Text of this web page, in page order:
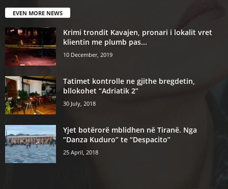
EVEN MORE NEWS
Krimi trondit Kavajen, pronari i lokalit vret
klientin me plumb pas...
10 December, 2019
Tatimet kontrolle ne gjithe bregdetin,
bllokohet “Adriatik 2”
30 July, 2018
Yjet botërorë mblidhen në Tiranë. Nga
“Danza Kuduro” te “Despacito”
25 April, 2018